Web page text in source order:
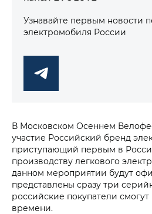
Узнавайте первым новости
электромобиля России
В Московском Осеннем
участие Российский бренд
приступающий первым в
производству легкового
данном мероприятии будут
представлены сразу три
российские покупатели
времени.